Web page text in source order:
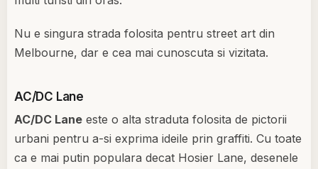
Nu e singura strada folosita pentru street art din
Melbourne, dar e cea mai cunoscuta si vizitata.
AC/DC Lane
AC/DC Lane este o alta straduta folosita de pictorii
urbani pentru a-si exprima ideile prin graffiti. Cu toate
ca e mai putin populara decat Hosier Lane, desenele